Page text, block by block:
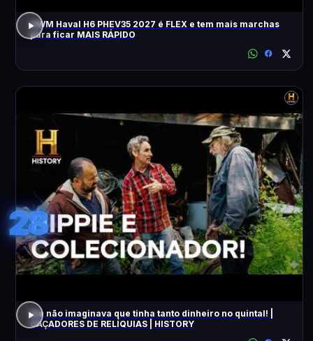
GWM Haval H6 PHEV35 2027 é FLEX e tem mais marchas
para ficar MAIS RÁPIDO
28
Ele não imaginava que tinha tanto dinheiro no quintal! |
CAÇADORES DE RELÍQUIAS | HISTORY